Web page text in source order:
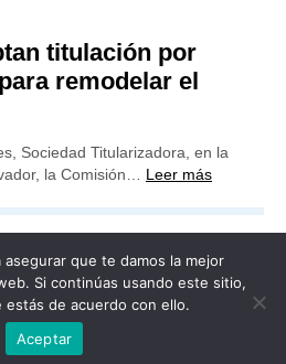
titulación por
remodelar el
Sociedad Titularizadora, en la
la Comisión… Leer más
asegurar que te damos la mejor
Si continúas usando este sitio,
estás de acuerdo con ello.
Aceptar
Redacción Contacto
Todos los derechos reservados
Preferente